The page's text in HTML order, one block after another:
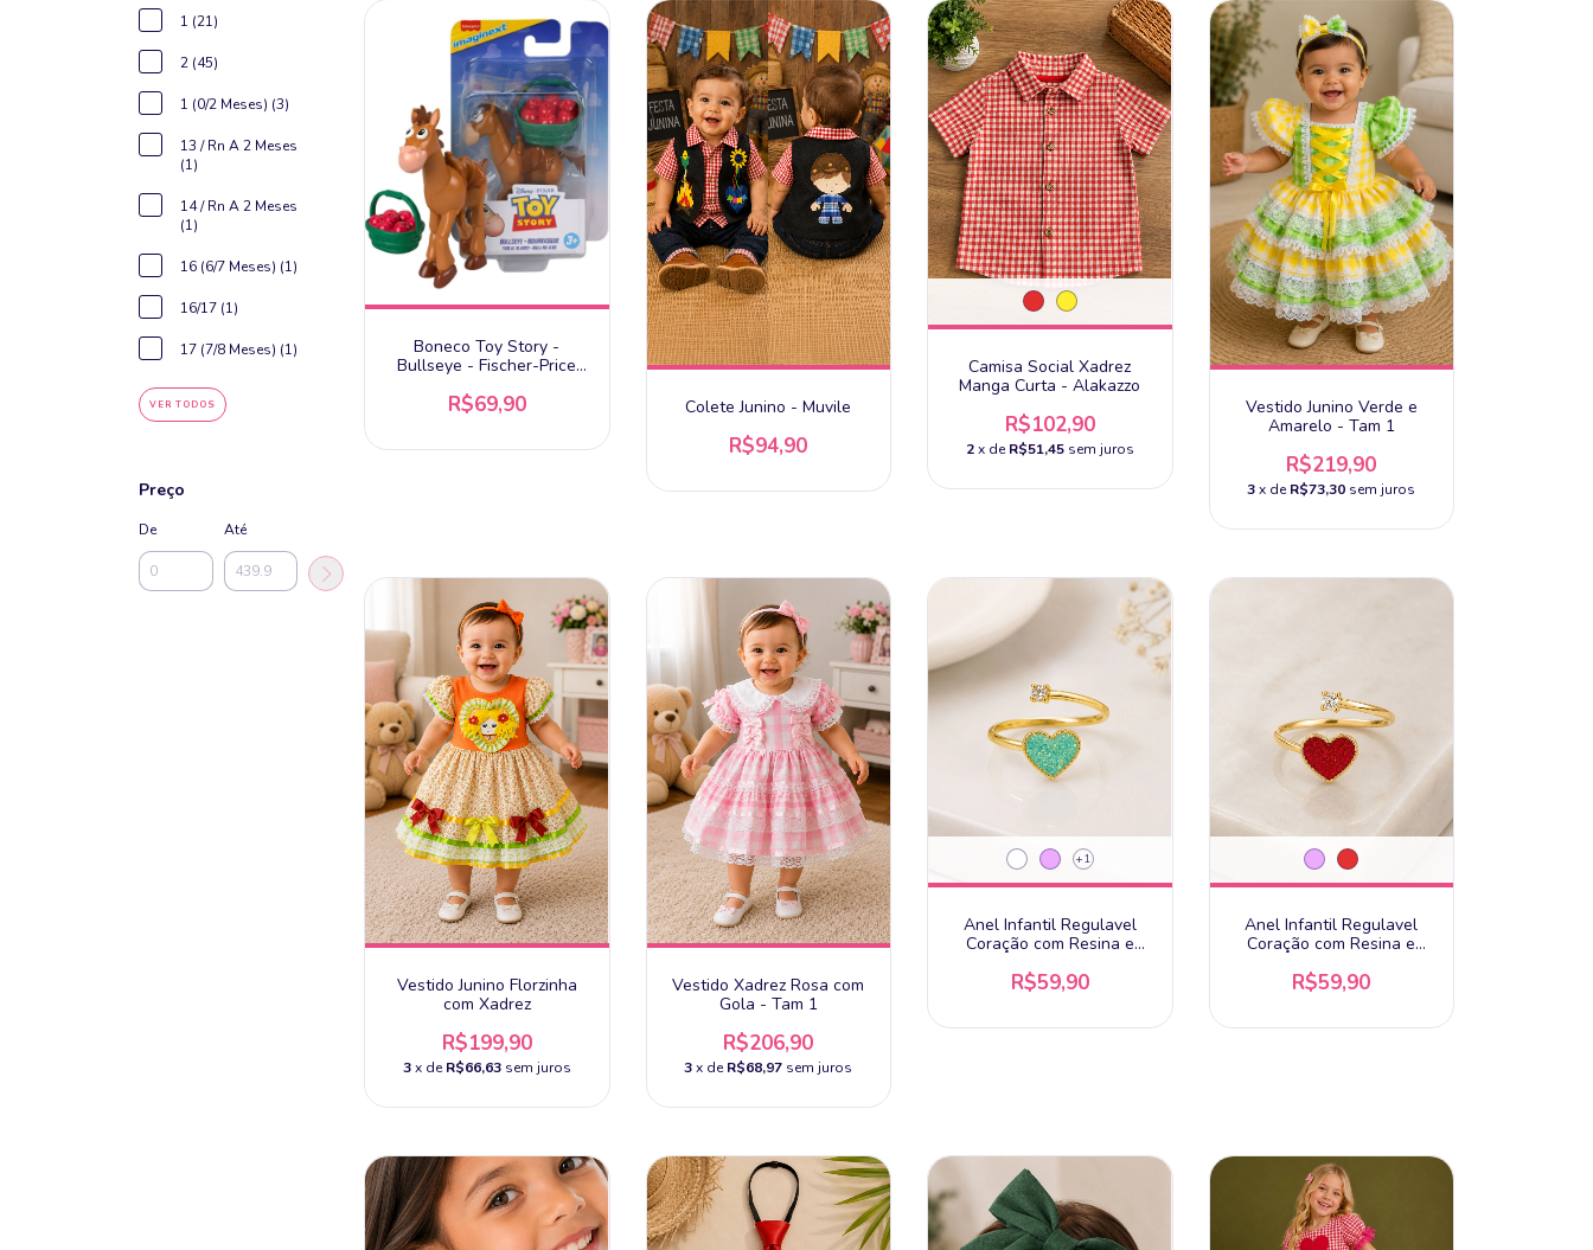
1 (21)
2 (45)
1 (0/2 Meses) (3)
13 / Rn A 2 Meses
(1)
14 / Rn A 2 Meses
(1)
16 (6/7 Meses) (1)
16/17 (1)
17 (7/8 Meses) (1)
VER TODOS
Preço
De Até
Boneco Toy Story -
Bullseye - Fischer-Price
R$69,90 Colete Junino - Muvile
R$94,90
Camisa Social Xadrez
Manga Curta - Alakazzo
R$102,90
2 x deR$51,45 sem juros
Vestido Junino Verde e
Amarelo - Tam 1
R$219,90
3 x deR$73,30 sem juros
Vestido Junino Florzinha
com Xadrez
R$199,90
3 x deR$66,63 sem juros
Vestido Xadrez Rosa com
Gola - Tam 1
R$206,90
3 x deR$68,97 sem juros
+1
Anel Infantil Regulavel
Coração com Resina e
R$59,90
Anel Infantil Regulavel
Coração com Resina e
R$59,90